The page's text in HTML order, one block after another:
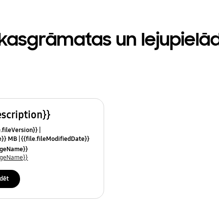
un
MB {{file.fileModifiedDate}}